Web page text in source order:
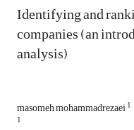
Identifying and
companies (an
analysis)
masomeh mohammadrezaei1
1